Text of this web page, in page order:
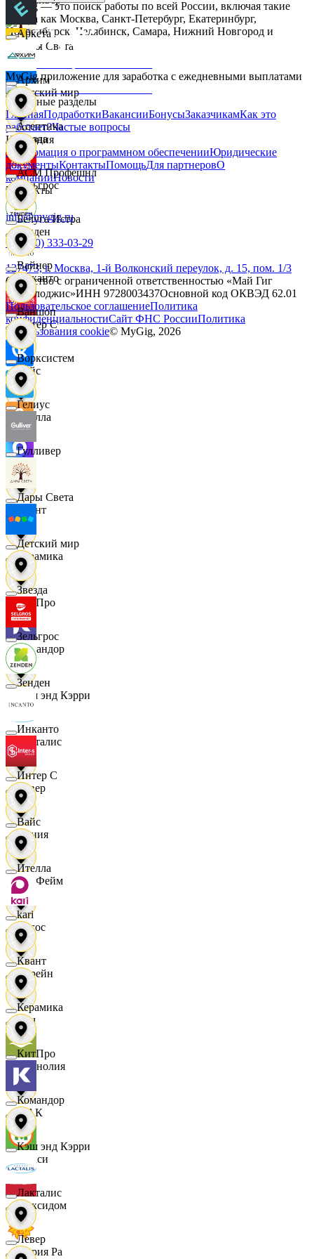
Дары Света
Детский мир
Звезда
Зельгрос
Зенден
Инканто
Интер С
Вайс
Ителла
kari
Квант
Керамика
КитПро
Командор
Кэш энд Кэрри
Лакталис
Левер
Линия
ЛисФейм
Логос
Лорейн
Луч
Магнолия
МАК
Макси
Максидом
Мария Ра
Аркета
Архим
Асептика
АСМ Профешнл
Белуга Истра
Вайнер
Ваншоп
Ворксистем
Гелиус
Гулливер
Дары Света
Детский мир
Звезда
Зельгрос
Зенден
Инканто
Интер С
Вайс
Ителла
kari
Квант
Керамика
КитПро
Командор
Кэш энд Кэрри
Лакталис
Левер
MyGig — это поиск работы по всей России, включая такие
города как Москва, Санкт-Петербург, Екатеринбург,
Новосибирск, Челябинск, Самара, Нижний Новгород и
другие.
MyGig приложение для заработка с ежедневными выплатами
Основные разделы
ГлавнаяПодработкиВакансииБонусыЗаказчикамКак это
работает?Частые вопросы
Компания
Информация о программном обеспеченииЮридические
документыКонтактыПомощьДля партнеровО
компанииНовости
Контакты
info@mygig.ru
+8 (800) 333-03-29
127473, г. Москва, 1-й Волконский переулок, д. 15, пом. 1/3
Общество с ограниченной ответственностью «Май Гиг
Технолоджис»ИНН 9728003437Основной код ОКВЭД 62.01
Пользовательское соглашениеПолитика
конфиденциальностиСайт ФНС РоссииПолитика
использования cookie© MyGig, 2026